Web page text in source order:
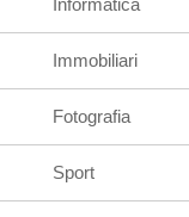
Informatica
Immobiliari
Fotografia
Sport